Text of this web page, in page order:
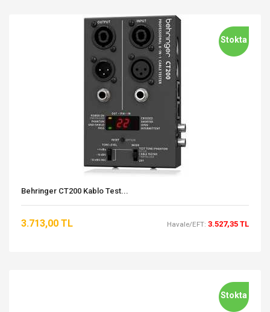
Stokta
Behringer CT200 Kablo Test...
3.713,00 TL Havale/EFT: 3.527,35 TL
Stokta